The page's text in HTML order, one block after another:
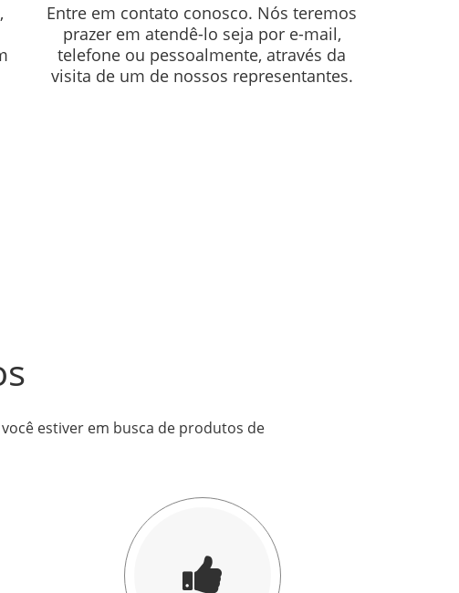
com você!
Entre em contato conosco. Nós teremos
prazer em atendê-lo seja por e-mail,
telefone ou pessoalmente, através da
visita de um de nossos representantes.
estiver em busca de produtos de